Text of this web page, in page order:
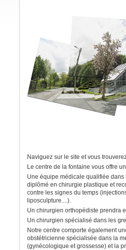
Naviguez sur le site et vous
Le centre de la fontaine vous offre
Une équipe médicale qualifiée dans
diplômé en chirurgie plastique et
contre les signes du temps
liposculpture....).
Un chirurgien orthopédiste prendra
Un chirurgien spécialisé dans les
Notre centre comporte également
obstétricienne spécialisée dans la
(gynécologique et grossesse) et la